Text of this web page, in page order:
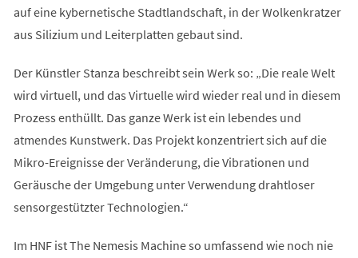
auf eine kybernetische Stadtlandschaft, in der Wolkenkratzer
aus Silizium und Leiterplatten gebaut sind.
Der Künstler Stanza beschreibt sein Werk so: „Die reale Welt
wird virtuell, und das Virtuelle wird wieder real und in diesem
Prozess enthüllt. Das ganze Werk ist ein lebendes und
atmendes Kunstwerk. Das Projekt konzentriert sich auf die
Mikro-Ereignisse der Veränderung, die Vibrationen und
Geräusche der Umgebung unter Verwendung drahtloser
sensorgestützter Technologien.“
Im HNF ist The Nemesis Machine so umfassend wie noch nie